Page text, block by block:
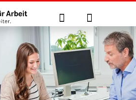
Suche Anmelden